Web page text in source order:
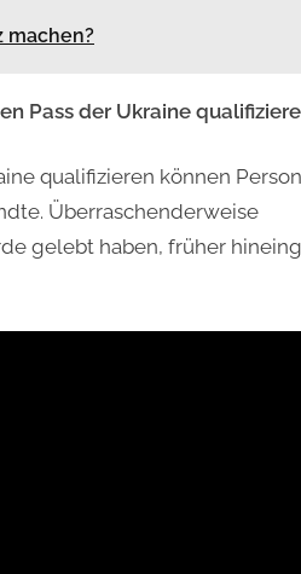
machen?
Pass der Ukraine
qualifizieren können
Überraschenderweise
gelebt haben, früher